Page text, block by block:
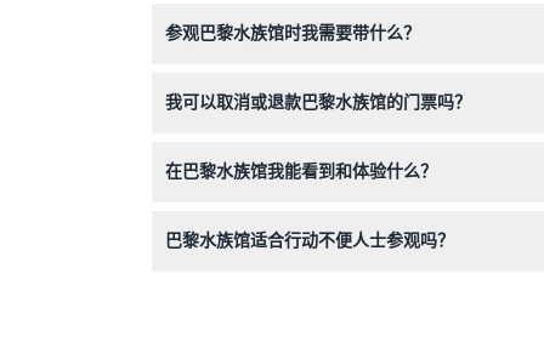
参观巴黎水族馆时我需要带什么？
我可以取消或退款巴黎水族馆的门票吗？
在巴黎水族馆我能看到和体验什么？
巴黎水族馆适合行动不便人士参观吗？